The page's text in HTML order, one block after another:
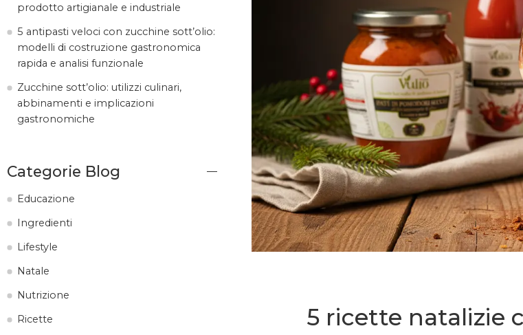
5 ricette natalizie
prodotto artigianale e industriale
5 antipasti veloci con zucchine sott’olio:
modelli di costruzione gastronomica
rapida e analisi funzionale
Zucchine sott’olio: utilizzi culinari,
abbinamenti e implicazioni
gastronomiche
Categorie Blog
Educazione
Ingredienti
Lifestyle
Natale
Nutrizione
Ricette